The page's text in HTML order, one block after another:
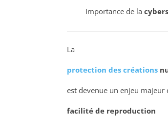
Importance de la
La
protection des créations
est devenue un enjeu
facilité de reproduction